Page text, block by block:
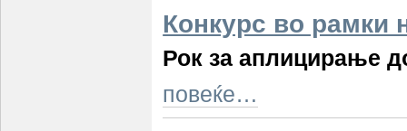
Конкурс во рамки
Рок за аплицирање
повеќе…